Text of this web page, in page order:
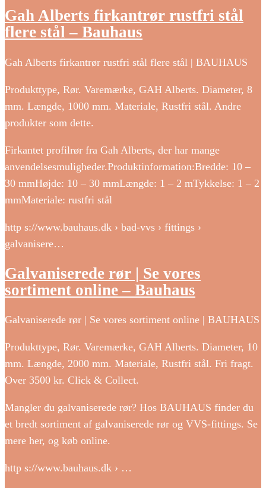
Gah Alberts firkantrør rustfri stål
flere stål – Bauhaus
Gah Alberts firkantrør rustfri stål flere stål | BAUHAUS
Produkttype, Rør. Varemærke, GAH Alberts. Diameter, 8
mm. Længde, 1000 mm. Materiale, Rustfri stål. Andre
produkter som dette.
Firkantet profilrør fra Gah Alberts, der har mange
anvendelsesmuligheder.Produktinformation:Bredde: 10 –
30 mmHøjde: 10 – 30 mmLængde: 1 – 2 mTykkelse: 1 – 2
mmMateriale: rustfri stål
http s://www.bauhaus.dk › bad-vvs › fittings ›
galvanisere…
Galvaniserede rør | Se vores
sortiment online – Bauhaus
Galvaniserede rør | Se vores sortiment online | BAUHAUS
Produkttype, Rør. Varemærke, GAH Alberts. Diameter, 10
mm. Længde, 2000 mm. Materiale, Rustfri stål. Fri fragt.
Over 3500 kr. Click & Collect.
Mangler du galvaniserede rør? Hos BAUHAUS finder du
et bredt sortiment af galvaniserede rør og VVS-fittings. Se
mere her, og køb online.
http s://www.bauhaus.dk › …